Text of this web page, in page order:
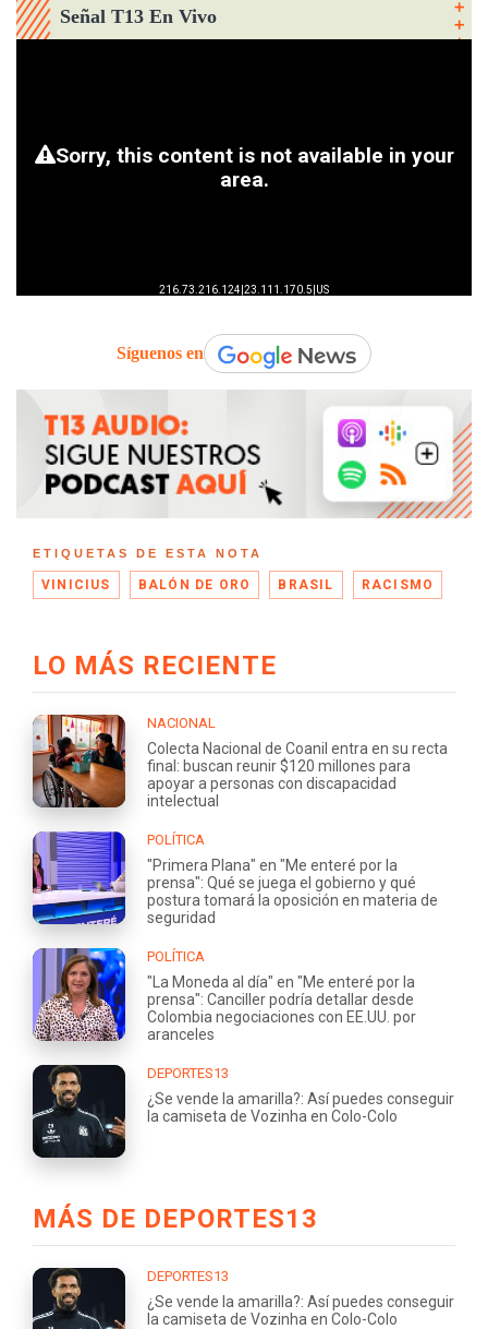
Señal T13 En Vivo
Síguenos en
ETIQUETAS DE ESTA NOTA
VINICIUS BALÓN DE ORO BRASIL RACISMO
LO MÁS RECIENTE
NACIONAL
Colecta Nacional de Coanil entra en su recta
final: buscan reunir $120 millones para
apoyar a personas con discapacidad
intelectual
POLÍTICA
"Primera Plana" en "Me enteré por la
prensa": Qué se juega el gobierno y qué
postura tomará la oposición en materia de
seguridad
POLÍTICA
"La Moneda al día" en "Me enteré por la
prensa": Canciller podría detallar desde
Colombia negociaciones con EE.UU. por
aranceles
DEPORTES13
¿Se vende la amarilla?: Así puedes conseguir
la camiseta de Vozinha en Colo-Colo
MÁS DE DEPORTES13
DEPORTES13
¿Se vende la amarilla?: Así puedes conseguir
la camiseta de Vozinha en Colo-Colo